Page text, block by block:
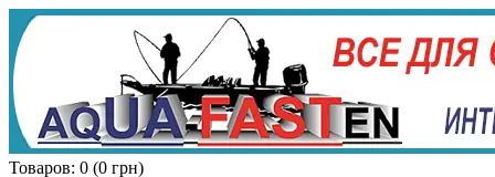
Товаров: 0 (0 грн)